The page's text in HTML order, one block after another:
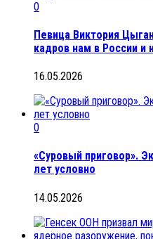
0
Певица Виктория
кадров нам в России и
16.05.2026
0
«Суровый приговор».
лет условно
14.05.2026